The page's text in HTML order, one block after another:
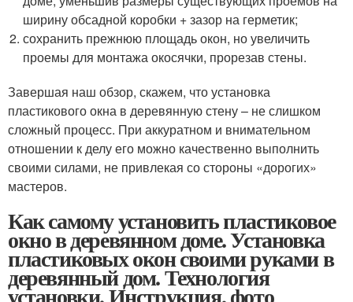
ширину обсадной коробки + зазор на герметик;
сохранить прежнюю площадь окон, но увеличить
проемы для монтажа окосячки, прорезав стены.
Завершая наш обзор, скажем, что установка
пластикового окна в деревянную стену – не слишком
сложный процесс. При аккуратном и внимательном
отношении к делу его можно качественно выполнить
своими силами, не привлекая со стороны «дорогих»
мастеров.
Как самому установить пластиковое
окно в деревянном доме. Установка
пластиковых окон своими руками в
деревянный дом. Технология